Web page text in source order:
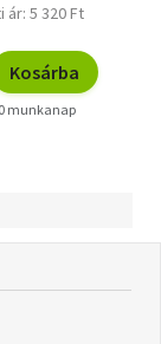
ár: 5 320 Ft
Kosárba
munkanap